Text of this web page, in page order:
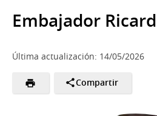
Embajador
Última actualización: 14/05/2026
Compartir